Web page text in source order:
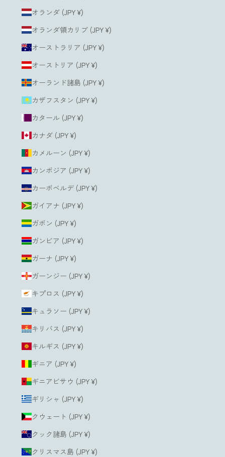
オランダ (JPY ¥)
オランダ領カリブ (JPY ¥)
オーストラリア (JPY ¥)
オーストリア (JPY ¥)
オーランド諸島 (JPY ¥)
カザフスタン (JPY ¥)
カタール (JPY ¥)
カナダ (JPY ¥)
カメルーン (JPY ¥)
カンボジア (JPY ¥)
カーボベルデ (JPY ¥)
ガイアナ (JPY ¥)
ガボン (JPY ¥)
ガンビア (JPY ¥)
ガーナ (JPY ¥)
ガーンジー (JPY ¥)
キプロス (JPY ¥)
キュラソー (JPY ¥)
キリバス (JPY ¥)
キルギス (JPY ¥)
ギニア (JPY ¥)
ギニアビサウ (JPY ¥)
ギリシャ (JPY ¥)
クウェート (JPY ¥)
クック諸島 (JPY ¥)
クリスマス島 (JPY ¥)